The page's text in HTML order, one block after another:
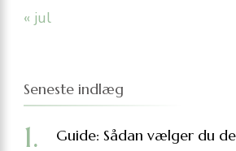
« jul
Seneste indlæg
Guide: Sådan vælger du